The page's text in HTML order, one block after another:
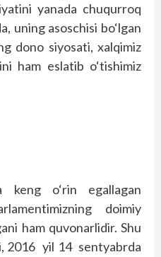
yanada chuqurroq
uning asoschisi bo‘lgan
dono siyosati, xalqimiz
ham eslatib o‘tishimiz
keng o‘rin egallagan
doimiy
ham quvonarlidir. Shu
2016 yil 14 sentyabrda